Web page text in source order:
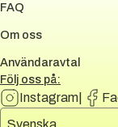
FAQ
Om oss
Användaravtal
Följ oss på:
Instagram
Välj språk
Svenska